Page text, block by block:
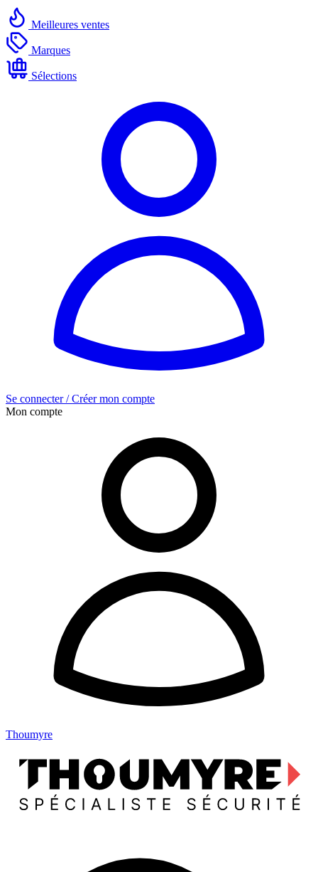
Meilleures ventes
Marques
Sélections
Se connecter / Créer mon compte
Mon compte
Thoumyre